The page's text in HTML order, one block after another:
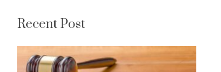
Recent Post